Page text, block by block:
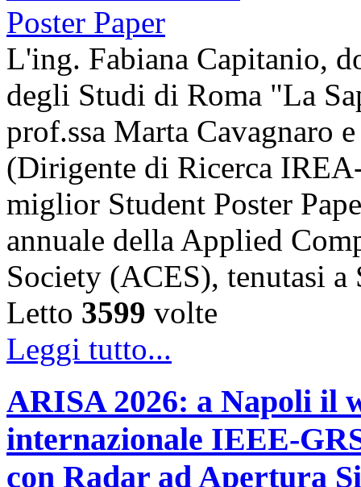
L'ing. Fabiana Capitanio,
degli Studi di Roma "La
prof.ssa Marta Cavagnaro
(Dirigente di Ricerca
miglior Student Poster
annuale della Applied
Society (ACES), tenutasi
Letto 3599 volte
Leggi tutto...
ARISA 2026: a Napoli il
internazionale IEEE-
con Radar ad Apertura